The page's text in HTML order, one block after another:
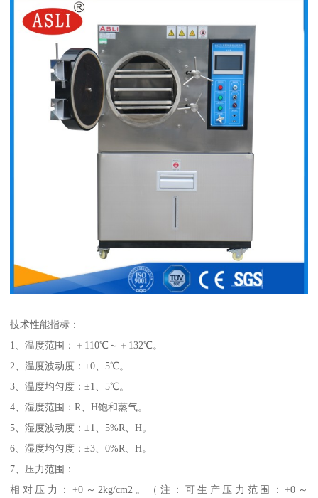
技术性能指标：
1、温度范围：＋110℃～＋132℃。
2、温度波动度：±0、5℃。
3、温度均匀度：±1、5℃。
4、湿度范围：R、H饱和蒸气。
5、湿度波动度：±1、5%R、H。
6、湿度均匀度：±3、0%R、H。
7、压力范围：
相对压力：+0～2kg/cm2。（注：可生产压力范围：+0～